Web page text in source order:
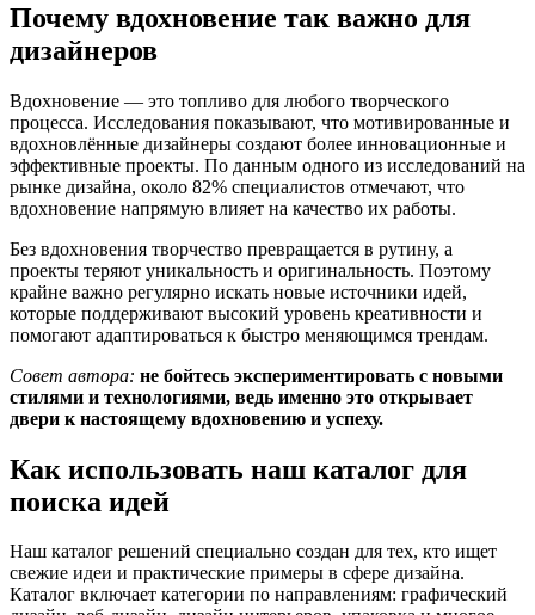
Почему вдохновение так важно для
дизайнеров
Вдохновение — это топливо для любого творческого
процесса. Исследования показывают, что мотивированные и
вдохновлённые дизайнеры создают более инновационные и
эффективные проекты. По данным одного из исследований на
рынке дизайна, около 82% специалистов отмечают, что
вдохновение напрямую влияет на качество их работы.
Без вдохновения творчество превращается в рутину, а
проекты теряют уникальность и оригинальность. Поэтому
крайне важно регулярно искать новые источники идей,
которые поддерживают высокий уровень креативности и
помогают адаптироваться к быстро меняющимся трендам.
Совет автора: не бойтесь экспериментировать с новыми
стилями и технологиями, ведь именно это открывает
двери к настоящему вдохновению и успеху.
Как использовать наш каталог для
поиска идей
Наш каталог решений специально создан для тех, кто ищет
свежие идеи и практические примеры в сфере дизайна.
Каталог включает категории по направлениям: графический